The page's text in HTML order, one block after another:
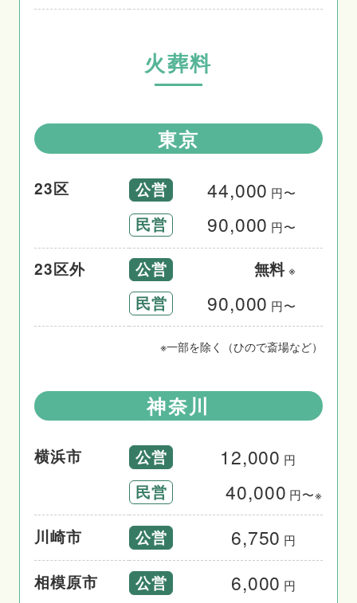
火葬料
東京
23区 公営 44,000 円〜
民営 90,000 円〜
23区外 公営 無料※
民営 90,000 円〜
※一部を除く（ひので斎場など）
神奈川
横浜市 公営 12,000 円
民営 40,000 円〜※
川崎市 公営 6,750 円
相模原市 公営 6,000 円